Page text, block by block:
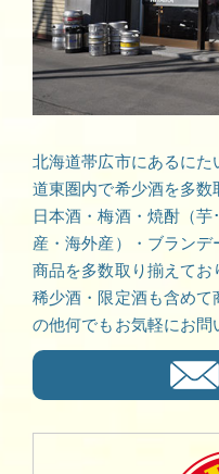
北海道帯広市にあるにた
道東圏内で希少酒を多数
日本酒・梅酒・焼酎（
産・海外産）・ブランデ
商品を多数取り揃えてお
稀少酒・限定酒も含めて
の他何でもお気軽にお問